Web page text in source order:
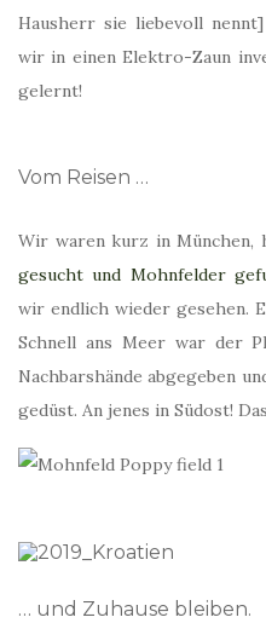
Hausherr sie liebevoll
wir in einen Elektro-Zaun
gelernt!
Vom Reisen …
Wir waren kurz in München,
gesucht und Mohnfelder
wir endlich wieder gesehen.
Schnell ans Meer war der
Nachbarshände abgegeben
gedüst. An jenes in Südost!
… und Zuhause bleiben.